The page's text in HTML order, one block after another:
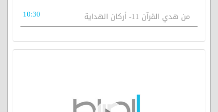
من هدي القرآن 11- أركان الهداية 10:30